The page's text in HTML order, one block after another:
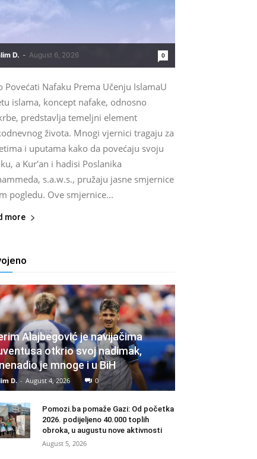
D. - August 6, 2026 0
Povećati Nafaku Prema Učenju IslamaU
islama, koncept nafake, odnosno
predstavlja temeljni element
života. Mnogi vjernici tragaju za
i uputama kako da povećaju svoju
a Kur'an i hadisi Poslanika
s.a.w.s., pružaju jasne smjernice
pogledu. Ove smjernice...
more
Alajbegović je navijačima
otkrio svoj nadimak,
je mnoge i u BiH
D. - August 4, 2026 0
Pomozi.ba pomaže Gazi: Od početka
2026. podijeljeno 40.000 toplih
obroka, u augustu nove aktivnosti
August 5, 2026